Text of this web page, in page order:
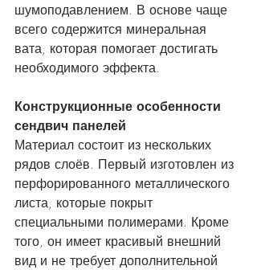
шумоподавлением. В основе чаще
всего содержится минеральная
вата, которая помогает достигать
необходимого эффекта.
Конструкционные особенности
сендвич панелей
Материал состоит из нескольких
рядов слоёв. Первый изготовлен из
перфорированного металлического
листа, которые покрыт
специальными полимерами. Кроме
того, он имеет красивый внешний
вид и не требует дополнительной